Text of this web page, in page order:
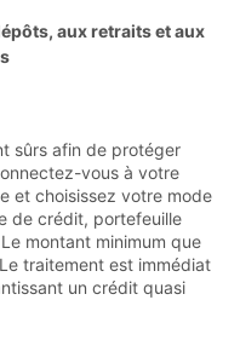
aux retraits et aux
sûrs afin de protéger
vous à votre
et choisissez votre mode
de crédit, portefeuille
montant minimum que
traitement est immédiat
un crédit quasi